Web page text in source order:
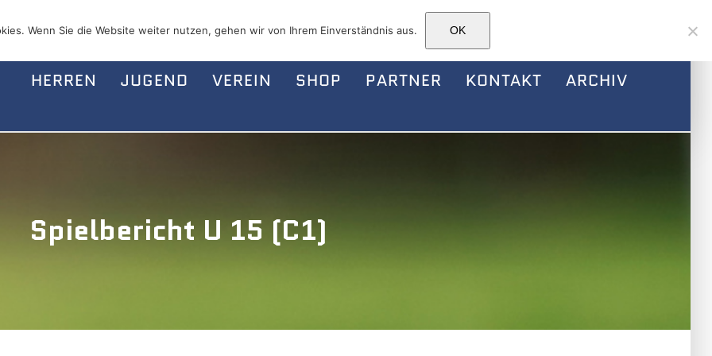
HERREN JUGEND VEREIN SHOP PARTNER KONTAKT ARCHIV
Spielbericht U 15 (C1)
Wenn Sie die Website weiter nutzen, gehen wir von Ihrem Einverständnis aus. OK